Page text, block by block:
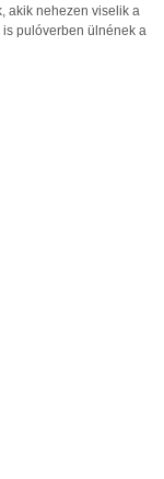
akik nehezen viselik a
pulóverben ülnének a